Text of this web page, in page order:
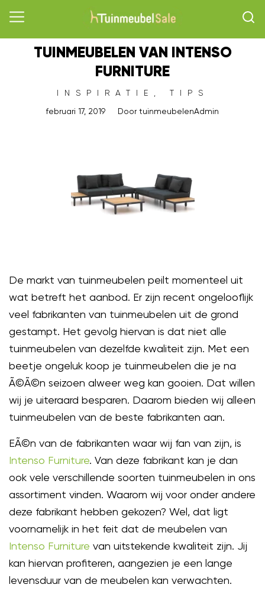
TUINMEUBELEN VAN INTENSO
FURNITURE
INSPIRATIE
TIPS
februari 17, 2019
DoortuinmeubelenAdmin
De markt van tuinmeubelen peilt momenteel uit
wat betreft het aanbod. Er zijn recent ongelooflijk
veel fabrikanten van tuinmeubelen uit de grond
gestampt. Het gevolg hiervan is dat niet alle
tuinmeubelen van dezelfde kwaliteit zijn. Met een
beetje ongeluk koop je tuinmeubelen die je na
Ã©Ã©n seizoen alweer weg kan gooien. Dat willen
wij je uiteraard besparen. Daarom bieden wij alleen
tuinmeubelen van de beste fabrikanten aan.
EÃ©n van de fabrikanten waar wij fan van zijn, is
Intenso Furniture. Van deze fabrikant kan je dan
ook vele verschillende soorten tuinmeubelen in ons
assortiment vinden. Waarom wij voor onder andere
deze fabrikant hebben gekozen? Wel, dat ligt
voornamelijk in het feit dat de meubelen van
Intenso Furniture van uitstekende kwaliteit zijn. Jij
kan hiervan profiteren, aangezien je een lange
levensduur van de meubelen kan verwachten.